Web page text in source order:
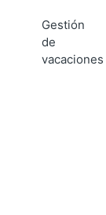
Gestión
de
vacaciones